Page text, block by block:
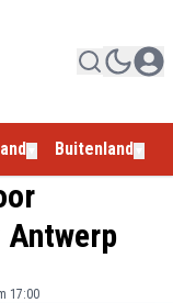
Buitenland
17:00